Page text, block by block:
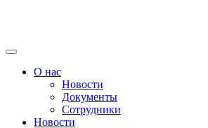
О нас
Новости
Документы
Сотрудники
Новости